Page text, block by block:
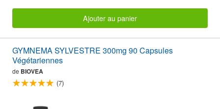
Ajouter au panier
GYMNEMA SYLVESTRE 300mg 90 Capsules
Végétariennes
de BIOVEA
(7)